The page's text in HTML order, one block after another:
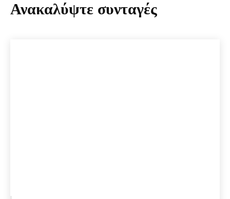
Ανακαλύψτε συνταγές